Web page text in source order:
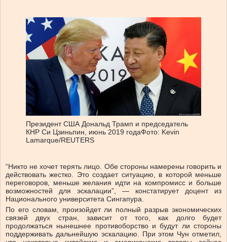
Президент США Дональд Трамп и председатель
КНР Си Цзиньпин, июнь 2019 годаФото: Kevin
Lamarque/REUTERS
“Никто не хочет терять лицо. Обе стороны намерены говорить и
действовать жестко. Это создает ситуацию, в которой меньше
переговоров, меньше желания идти на компромисс и больше
возможностей для эскалации”, — констатирует доцент из
Национального университета Сингапура.
По его словам, произойдет ли полный разрыв экономических
связей двух стран, зависит от того, как долго будет
продолжаться нынешнее противоборство и будут ли стороны
поддерживать дальнейшую эскалацию. При этом Чун отметил,